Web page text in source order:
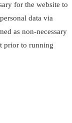
for the website to
data via
as non-necessary
prior to running